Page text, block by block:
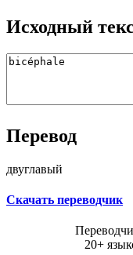
Исходный
Перевод
двуглавый
Скачать переводчик
20+